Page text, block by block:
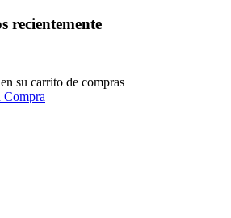
recientemente
su carrito de compras
Compra